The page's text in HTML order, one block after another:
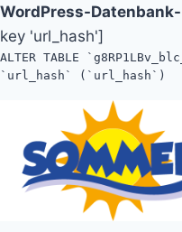
WordPress-
key 'url_hash']
ALTER TABLE
`url_hash` (`url_hash`)
springen